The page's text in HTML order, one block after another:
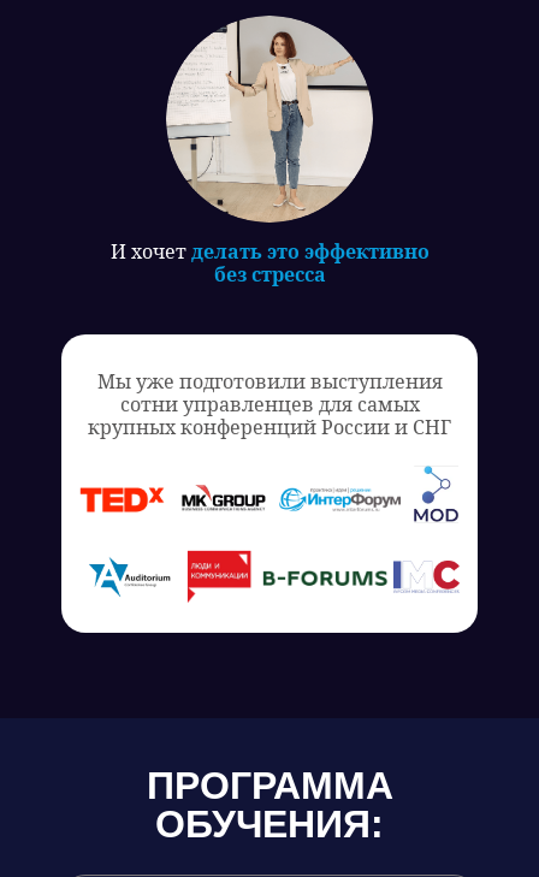
Мы уже подготовили выступления
сотни управленцев для самых
крупных конференций России и СНГ
И хочетделать это эффективно
без стресса
ПРОГРАММА
ОБУЧЕНИЯ: